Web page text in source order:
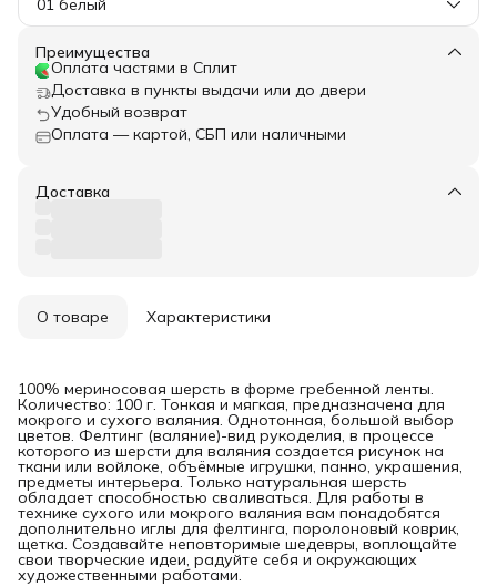
01 белый
Преимущества
Оплата частями в Сплит
Доставка в пункты выдачи или до двери
Удобный возврат
Оплата — картой, СБП или наличными
Доставка
О товаре Характеристики
100% мериносовая шерсть в форме гребенной ленты.
Количество: 100 г. Тонкая и мягкая, предназначена для
мокрого и сухого валяния. Однотонная, большой выбор
цветов. Фелтинг (валяние)-вид рукоделия, в процессе
которого из шерсти для валяния создается рисунок на
ткани или войлоке, объёмные игрушки, панно, украшения,
предметы интерьера. Только натуральная шерсть
обладает способностью сваливаться. Для работы в
технике сухого или мокрого валяния вам понадобятся
дополнительно иглы для фелтинга, поролоновый коврик,
щетка. Создавайте неповторимые шедевры, воплощайте
свои творческие идеи, радуйте себя и окружающих
художественными работами.